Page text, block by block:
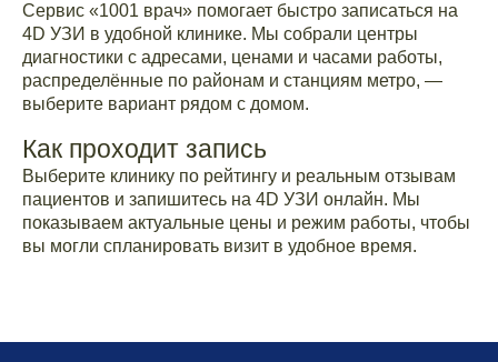
Сервис «1001 врач» помогает быстро записаться на
4D УЗИ в удобной клинике. Мы собрали центры
диагностики с адресами, ценами и часами работы,
распределённые по районам и станциям метро, —
выберите вариант рядом с домом.
Как проходит запись
Выберите клинику по рейтингу и реальным отзывам
пациентов и запишитесь на 4D УЗИ онлайн. Мы
показываем актуальные цены и режим работы, чтобы
вы могли спланировать визит в удобное время.